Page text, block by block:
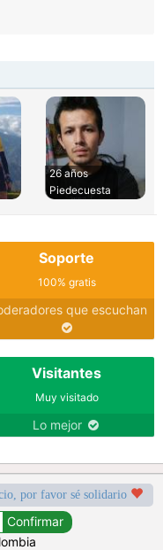
26 años
Piedecuesta
Soporte
100% gratis
que escuchan
Visitantes
Muy visitado
Lo mejor
por favor sé solidario